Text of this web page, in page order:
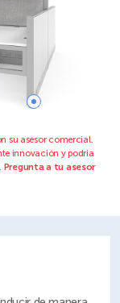
su asesor comercial.
innovación y podria
Pregunta a tu asesor